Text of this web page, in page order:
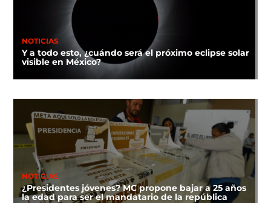
NOTICIAS
Y a todo esto, ¿cuándo será el próximo eclipse solar
visible en México?
NOTICIAS
¿Presidentes jóvenes? MC propone bajar a 25 años
la edad para ser el mandatario de la república